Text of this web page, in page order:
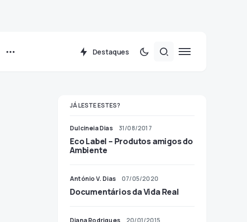
Destaques
JÁ LESTE ESTES?
Dulcineia Dias 31/08/2017
Eco Label – Produtos amigos do
Ambiente
António V. Dias 07/05/2020
Documentários da Vida Real
Diana Rodrigues 20/01/2015